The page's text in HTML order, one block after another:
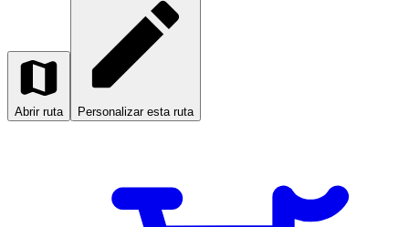
Abrir ruta Personalizar esta ruta